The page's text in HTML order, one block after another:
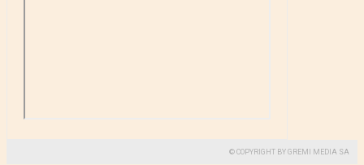
© COPYRIGHT BY GREMI MEDIA SA